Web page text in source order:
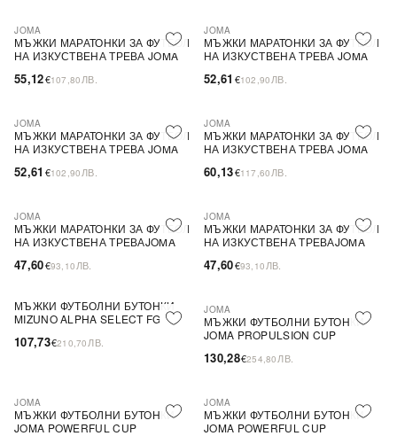
JOMA
МЪЖКИ МАРАТОНКИ ЗА ФУТБОЛ
НА ИЗКУСТВЕНА ТРЕВА JOMA
55,12€107,80 ЛВ.
JOMA
МЪЖКИ МАРАТОНКИ ЗА ФУТБОЛ
НА ИЗКУСТВЕНА ТРЕВА JOMA
52,61 €102,90 ЛВ.
JOMA
МЪЖКИ МАРАТОНКИ ЗА ФУТБОЛ
НА ИЗКУСТВЕНА ТРЕВА JOMA
52,61 €102,90 ЛВ.
JOMA
МЪЖКИ МАРАТОНКИ ЗА ФУТБОЛ
НА ИЗКУСТВЕНА ТРЕВА JOMA
60,13€117,60 ЛВ.
JOMA
МЪЖКИ МАРАТОНКИ ЗА ФУТБОЛ
НА ИЗКУСТВЕНА ТРЕВАJOMA
47,60€93,10 ЛВ.
JOMA
МЪЖКИ МАРАТОНКИ ЗА ФУТБОЛ
НА ИЗКУСТВЕНА ТРЕВАJOMA
47,60€93,10 ЛВ.
МЪЖКИ ФУТБОЛНИ БУТОНКИ
MIZUNO ALPHA SELECT FG
107,73€210,70 ЛВ.
ПОСЛЕДНА БРОЙКА
JOMA
МЪЖКИ ФУТБОЛНИ БУТОНКИ
JOMA PROPULSION CUP
130,28€254,80 ЛВ.
JOMA
МЪЖКИ ФУТБОЛНИ БУТОНКИ
JOMA POWERFUL CUP
JOMA
МЪЖКИ ФУТБОЛНИ БУТОНКИ
JOMA POWERFUL CUP